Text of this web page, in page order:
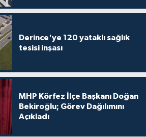
Derince'ye 120 yataklı sağlık
tesisi inşası
MHP Körfez İlçe Başkanı Doğan
Bekiroğlu; Görev Dağılımını
Açıkladı